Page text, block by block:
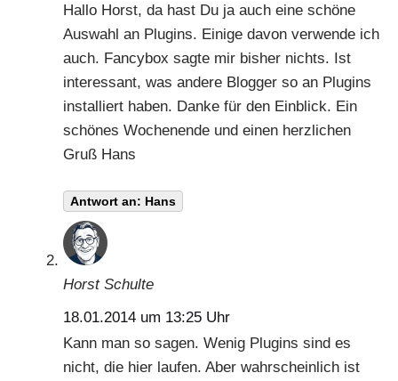
Hallo Horst, da hast Du ja auch eine schöne
Auswahl an Plugins. Einige davon verwende ich
auch. Fancybox sagte mir bisher nichts. Ist
interessant, was andere Blogger so an Plugins
installiert haben. Danke für den Einblick. Ein
schönes Wochenende und einen herzlichen
Gruß Hans
Antwort an: Hans
Horst Schulte
18.01.2014 um 13:25 Uhr
Kann man so sagen. Wenig Plugins sind es
nicht, die hier laufen. Aber wahrscheinlich ist